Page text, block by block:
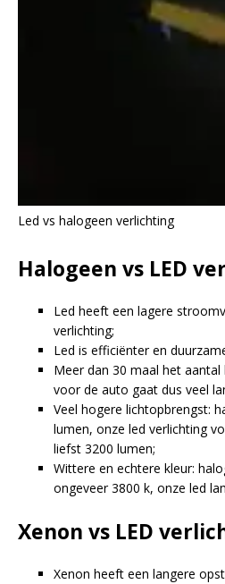
Led vs halogeen verlichting
Halogeen vs LED
Led heeft een lagere
verlichting;
Led is efficiënter en
Meer dan 30 maal het
voor de auto gaat dus veel
Veel hogere lichtopbrengst:
lumen, onze led verlichting
liefst 3200 lumen;
Wittere en echtere kleur:
ongeveer 3800 k, onze led
Xenon vs LED
Xenon heeft een langere